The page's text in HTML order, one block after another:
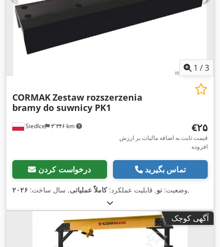
1 /3
Siedlce ۳٬۳۴۶ km
CORMAKZestaw rozszerzenia
bramy do suwnicy PK1
‎€۲۵
قیمت ثابت به اضافه مالیات بر ارزش
افزوده
درخواست کردن تماس بگیرید
وضعیت: نو, قابلیت عملکرد:کاملاً عملیاتی, سال ساخت: ۲۰۲۶ ,
آگهی کوچک